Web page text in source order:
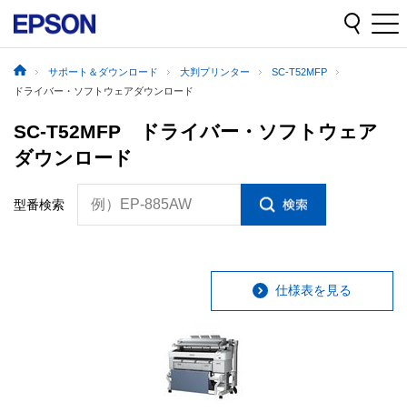
サポート＆ダウンロード 大判プリンター
SC-T52MFP
ドライバー・ソフトウェアダウンロード
SC-T52MFP ドライバー・ソフトウェア
ダウンロード
型番検索 例）EP-885AW
仕様表を見る